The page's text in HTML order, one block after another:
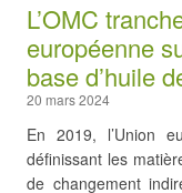
L’OMC
européenne
base d’huile
20 mars 2024
En 2019, l’Union
définissant les
de changement